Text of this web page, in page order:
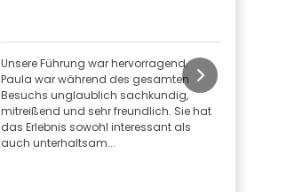
Unsere Führung war hervorragend.
Paula war während des gesamten
Besuchs unglaublich sachkundig,
mitreißend und sehr freundlich. Sie hat
das Erlebnis sowohl interessant als
auch unterhaltsam...